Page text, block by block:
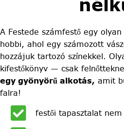
A Festede számfestő egy
hobbi, ahol egy számozott
hozzájuk tartozó színekkel.
kifestőkönyv — csak
egy gyönyörű alkotás, amit
falra!
festői tapasztalat nem